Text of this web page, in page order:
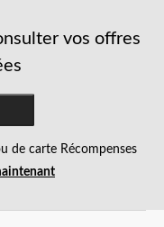
vos offres
de carte Récompenses